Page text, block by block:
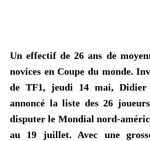
Un effectif de 26 ans de
novices en Coupe du monde.
de TF1, jeudi 14 mai, Didier
annoncé la liste des 26
disputer le Mondial nord-
au 19 juillet. Avec une